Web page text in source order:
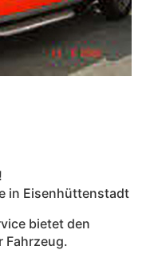
in Eisenhüttenstadt
bietet den
Fahrzeug.